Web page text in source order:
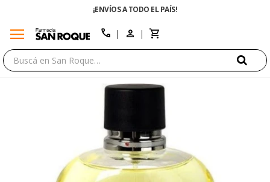
¡ENVÍOS A TODO EL PAÍS!
menu call
close